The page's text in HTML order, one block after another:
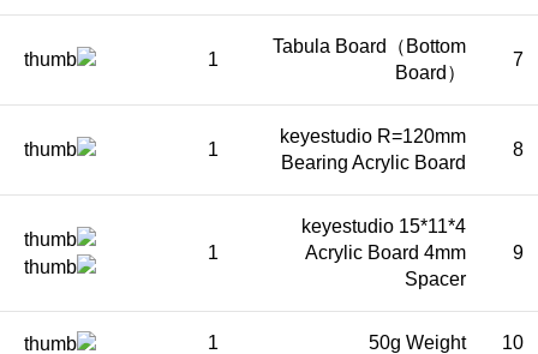
7
Tabula Board（Bottom
Board）
1
8
keyestudio R=120mm
Bearing Acrylic Board
1
9
keyestudio 15*11*4
Acrylic Board 4mm
Spacer
1
10
50g Weight
1